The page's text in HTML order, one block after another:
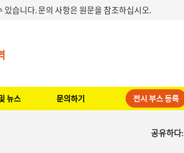
습니다. 문의 사항은 원문을 참조하십시오.
뉴스 문의하기 전시 부스 등록
공유하다: